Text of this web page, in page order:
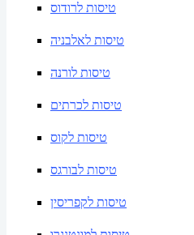
טיסות לרודוס
טיסות לאלבניה
טיסות לורנה
טיסות לכרתים
טיסות לקוס
טיסות לבורגס
טיסות לקפריסין